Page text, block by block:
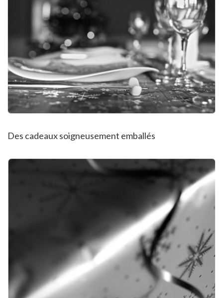
Des cadeaux soigneusement emballés